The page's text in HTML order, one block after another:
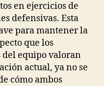
en ejercicios de
defensivas. Esta
para mantener la
que los
del equipo valoran
actual, ya no se
cómo ambos